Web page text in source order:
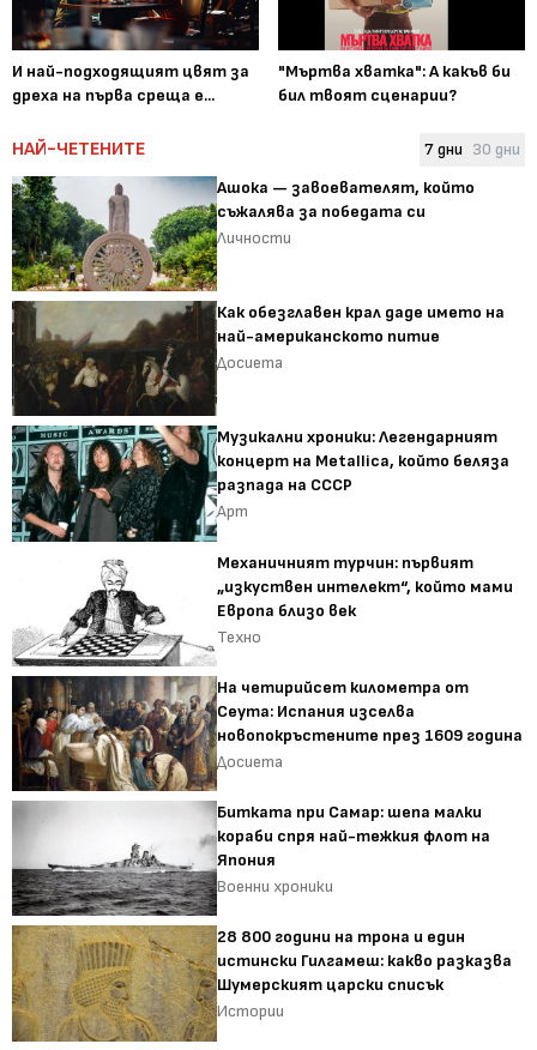
И най-подходящият цвят за
дреха на първа среща е...
"Мъртва хватка": А какъв би
бил твоят сценарии?
НАЙ-ЧЕТЕНИТЕ 7 дни 30 дни
Ашока — завоевателят, който
съжалява за победата си
Личности
Как обезглавен крал даде името на
най-американското питие
Досиета
Музикални хроники: Легендарният
концерт на Metallica, който беляза
разпада на СССР
Арт
Механичният турчин: първият
„изкуствен интелект“, който мами
Европа близо век
Техно
На четирийсет километра от
Сеута: Испания изселва
новопокръстените през 1609 година
Досиета
Битката при Самар: шепа малки
кораби спря най-тежкия флот на
Япония
Военни хроники
28 800 години на трона и един
истински Гилгамеш: какво разказва
Шумерският царски списък
Истории